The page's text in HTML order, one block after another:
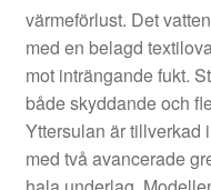
värmeförlust. Det
med en belagd
mot inträngande fukt.
både skyddande och
Yttersulan är tillverkad
med två avancerade